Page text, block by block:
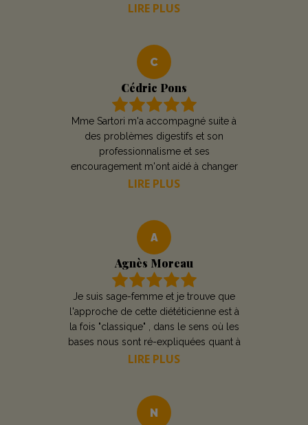
consulté suite à une insuffisance rénale
de son problème allant jusqu'à solliciter
le médecin néphrologue qui le suit. Elle
l'a reçu hors rendez-vous et
gratuitement. Je recommande vivement
cette nutritionniste .
Mme Antonelli
LIRE PLUS
C
Cédric Pons
Mme Sartori m'a accompagné suite à
des problèmes digestifs et son
professionnalisme et ses
encouragement m'ont aidé à changer
mon alimentation et mon hygiène de
LIRE PLUS
A
Agnès Moreau
Je suis sage-femme et je trouve que
l'approche de cette diététicienne est à
la fois "classique" , dans le sens où les
bases nous sont ré-expliquées quant à
l'équilibre alimentaire, mais sa prise en
j'avais des hypoglycémies malgré mes
petits déjeuners que je pensais
LIRE PLUS
N